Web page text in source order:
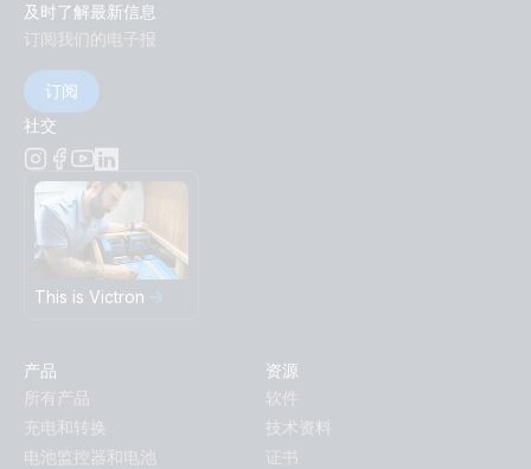
及时了解最新信息
订阅我们的电子报
订阅
社交
This is Victron
产品
所有产品
充电和转换
电池监控器和电池
资源
软件
技术资料
证书